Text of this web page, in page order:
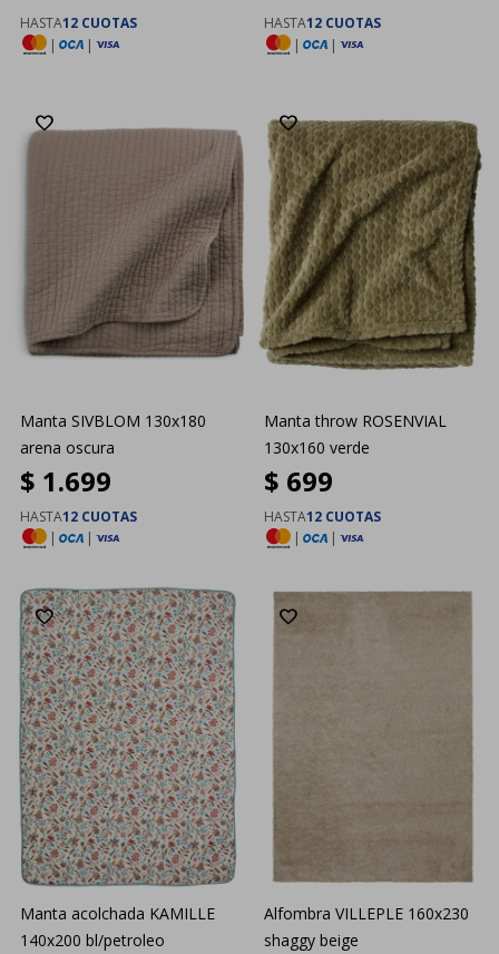
HASTA12 CUOTAS
|
|
HASTA12 CUOTAS
|
|
Manta SIVBLOM 130x180
arena oscura
$ 1.699
HASTA12 CUOTAS
|
|
Manta throw ROSENVIAL
130x160 verde
$ 699
HASTA12 CUOTAS
|
|
Manta acolchada KAMILLE
140x200 bl/petroleo
Alfombra VILLEPLE 160x230
shaggy beige